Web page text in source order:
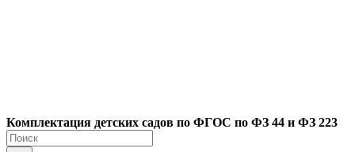
Комплектация детских садов по ФГОC по ФЗ 44 и ФЗ 223